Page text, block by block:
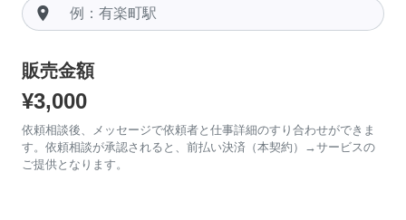
room
販売金額
¥3,000
依頼相談後、メッセージで依頼者と仕事詳細のすり合わせができま
す。依頼相談が承認されると、前払い決済（本契約）→サービスの
ご提供となります。